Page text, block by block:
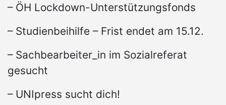
– ÖH Lockdown-Unterstützungsfonds
– Studienbeihilfe – Frist endet am 15.12.
– Sachbearbeiter_in im Sozialreferat
gesucht
– UNIpress sucht dich!